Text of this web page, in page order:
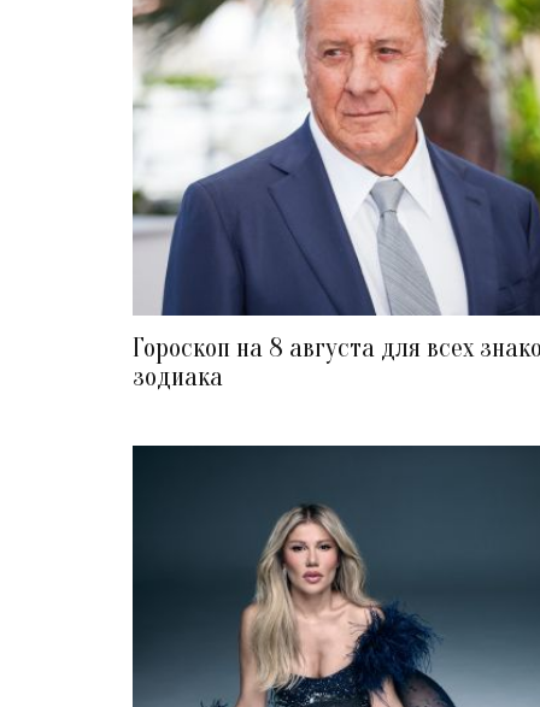
Гороскоп на 8 августа для всех
зодиака